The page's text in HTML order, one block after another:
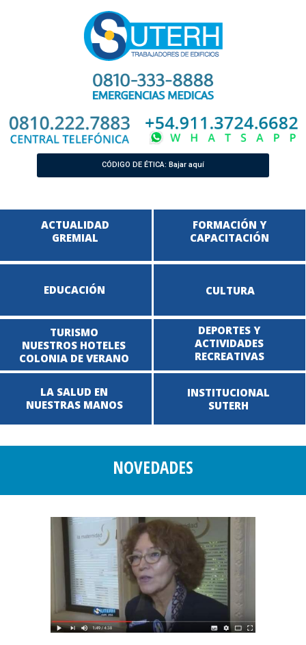
CÓDIGO DE ÉTICA: Bajar aquí
ACTUALIDAD
GREMIAL
EDUCACIÓN CULTURA
TURISMO
NUESTROS HOTELES
COLONIA DE VERANO
DEPORTES Y
ACTIVIDADES
RECREATIVAS
LA SALUD EN
NUESTRAS MANOS
INSTITUCIONAL
SUTERH
FORMACIÓN Y
CAPACITACIÓN
NOVEDADES